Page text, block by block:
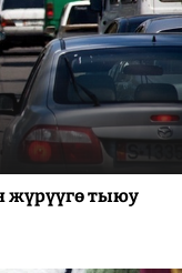
жүрүүгө тыюу